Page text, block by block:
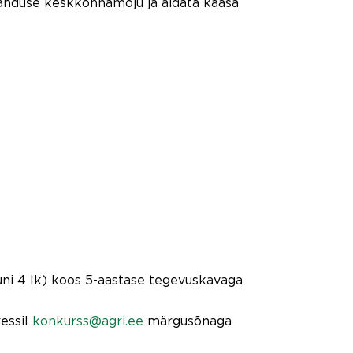
4 lk) koos 5-aastase tegevuskavaga
konkurss@agri.ee märgusõnaga